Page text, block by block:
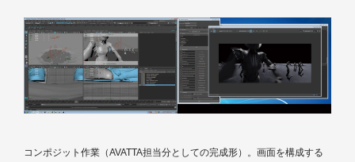
コンポジット作業（AVATTA担当分としての完成形）。画面を構成する